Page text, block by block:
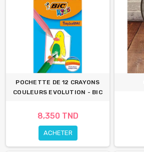
POCHETTE DE 12 CRAYONS
COULEURS EVOLUTION - BIC
8,350 TND
ACHETER